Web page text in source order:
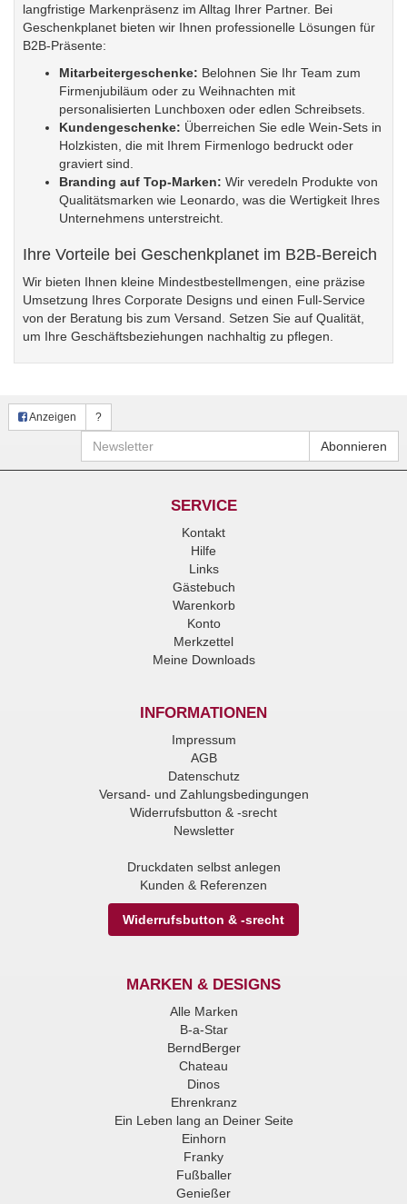
langfristige Markenpräsenz im Alltag Ihrer Partner. Bei
Geschenkplanet bieten wir Ihnen professionelle Lösungen für
B2B-Präsente:
Mitarbeitergeschenke: Belohnen Sie Ihr Team zum
Firmenjubiläum oder zu Weihnachten mit
personalisierten Lunchboxen oder edlen Schreibsets.
Kundengeschenke: Überreichen Sie edle Wein-Sets in
Holzkisten, die mit Ihrem Firmenlogo bedruckt oder
graviert sind.
Branding auf Top-Marken: Wir veredeln Produkte von
Qualitätsmarken wie Leonardo, was die Wertigkeit Ihres
Unternehmens unterstreicht.
Ihre Vorteile bei Geschenkplanet im B2B-Bereich
Wir bieten Ihnen kleine Mindestbestellmengen, eine präzise
Umsetzung Ihres Corporate Designs und einen Full-Service
von der Beratung bis zum Versand. Setzen Sie auf Qualität,
um Ihre Geschäftsbeziehungen nachhaltig zu pflegen.
Anzeigen ?
Newsletter Abonnieren
SERVICE
Kontakt
Hilfe
Links
Gästebuch
Warenkorb
Konto
Merkzettel
Meine Downloads
INFORMATIONEN
Impressum
AGB
Datenschutz
Versand- und Zahlungsbedingungen
Widerrufsbutton & -srecht
Newsletter
Druckdaten selbst anlegen
Kunden & Referenzen
Widerrufsbutton & -srecht
MARKEN & DESIGNS
Alle Marken
B-a-Star
BerndBerger
Chateau
Dinos
Ehrenkranz
Ein Leben lang an Deiner Seite
Einhorn
Franky
Fußballer
Genießer